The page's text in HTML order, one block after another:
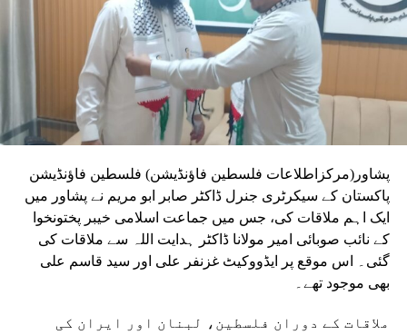
پشاور(مرکزاطلاعات فلسطین فاؤنڈیشن) فلسطین فاؤنڈیشن
پاکستان کے سیکرٹری جنرل ڈاکٹر صابر ابو مریم نے پشاور میں
ایک اہم ملاقات کی، جس میں جماعت اسلامی خیبر پختونخوا
کے نائب صوبائی امیر مولانا ڈاکٹر ہدایت اللہ سے ملاقات کی
گئی۔ اس موقع پر ایڈووکیٹ غزنفر علی اور سید قاسم علی
بھی موجود تھے۔
ملاقات کے دوران فلسطین، لبنان اور ایران کی